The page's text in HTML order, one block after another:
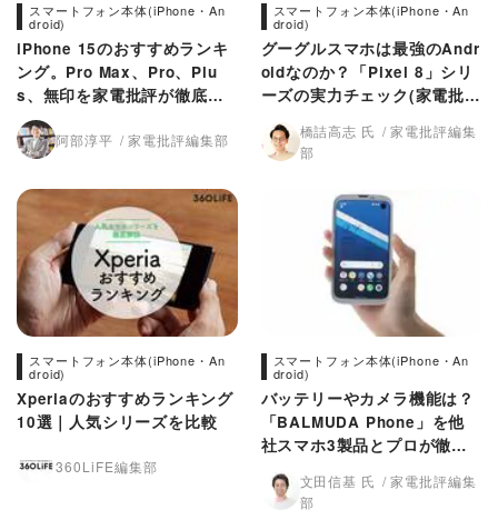
スマートフォン本体(iPhone・An
droid)
iPhone 15のおすすめランキ
ング。Pro Max、Pro、Plu
s、無印を家電批評が徹底比
較
阿部淳平 家電批評編集部
スマートフォン本体(iPhone・An
droid)
グーグルスマホは最強のAndr
oidなのか？「Pixel 8」シリ
ーズの実力チェック(家電批
評)
橋詰高志 氏
家電批評編集
部
スマートフォン本体(iPhone・An
droid)
Xperiaのおすすめランキング
10選｜人気シリーズを比較
360LiFE編集部
スマートフォン本体(iPhone・An
droid)
バッテリーやカメラ機能は？
「BALMUDA Phone」を他
社スマホ3製品とプロが徹底
文田信基 氏
家電批評編集
部